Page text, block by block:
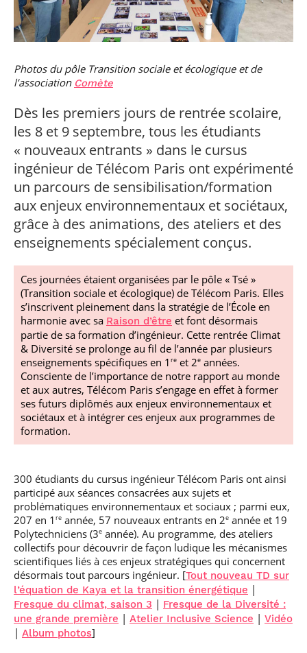
S’engager à Télécom
Paris
Numérique
Parcours Numérique
Responsable
Corps des Mines
Parcours Talents : un
Double Diplôme
Corps techniques de
l’État
Artificielle en
alternance
(admissions closes)
cybersécurité des
réseaux et des
systèmes
Intelligence
Artificielle – Expert
Data & MLops
Intelligence
Artificielle
multimodale et
autonome
Je suis élève en
situation de
handicap, comment
faire ?
Vous êtes admis,
préparez votre
Financement
Entreprises &
solutions Mastère
Spécialisé
Brochures &
Événements des
formations de
Mastère Spécialisé
professionnel
• Journaliste
• Créateur d’entreprise
Photos du pôle Transition sociale et écologique et de
l’association Comète
Dès les premiers jours de rentrée scolaire,
les 8 et 9 septembre, tous les étudiants
« nouveaux entrants » dans le cursus
ingénieur de Télécom Paris ont expérimenté
un parcours de sensibilisation/formation
aux enjeux environnementaux et sociétaux,
grâce à des animations, des ateliers et des
enseignements spécialement conçus.
Ces journées étaient organisées par le pôle « Tsé »
(Transition sociale et écologique) de Télécom Paris. Elles
s’inscrivent pleinement dans la stratégie de l’École en
harmonie avec sa Raison d’être et font désormais
partie de sa formation d’ingénieur. Cette rentrée Climat
& Diversité se prolonge au fil de l’année par plusieurs
enseignements spécifiques en 1 re et 2e années.
Consciente de l’importance de notre rapport au monde
et aux autres, Télécom Paris s’engage en effet à former
ses futurs diplômés aux enjeux environnementaux et
sociétaux et à intégrer ces enjeux aux programmes de
formation.
300 étudiants du cursus ingénieur Télécom Paris ont ainsi
participé aux séances consacrées aux sujets et
problématiques environnementaux et sociaux ; parmi eux,
207 en 1 re année, 57 nouveaux entrants en 2e année et 19
Polytechniciens (3e année). Au programme, des ateliers
collectifs pour découvrir de façon ludique les mécanismes
scientifiques liés à ces enjeux stratégiques qui concernent
désormais tout parcours ingénieur. [Tout nouveau TD sur
l’équation de Kaya et la transition énergétique |
Fresque du climat, saison 3 | Fresque de la Diversité :
une grande première | Atelier Inclusive Science | Vidéo
| Album photos]